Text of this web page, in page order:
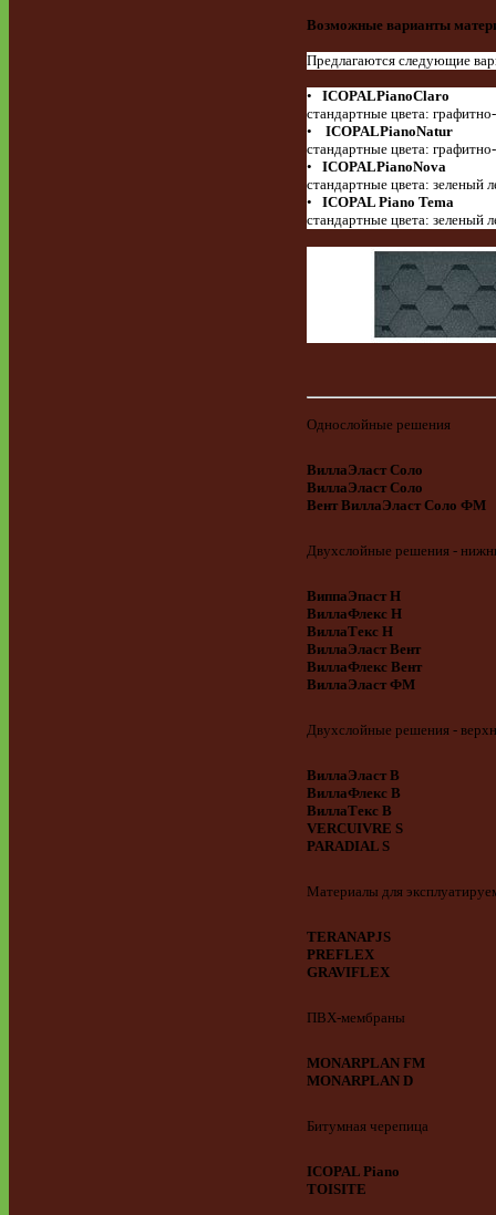
Возможные варианты
Предлагаются следующие
• ICOPALPianoClaro
стандартные цвета:
•
ICOPALPianoNatur
стандартные цвета:
•
ICOPALPianoNova
стандартные цвета: зеленый
•
ICOPAL Piano Tema
стандартные цвета: зеленый
Однослойные решения
ВиллаЭласт Соло
ВиллаЭласт Соло
Вент ВиллаЭласт Соло ФМ
Двухслойные решения -
ВиппаЭпаст Н
ВиллаФлекс Н
ВиллаТекс Н
ВиллаЭласт Вент
ВиллаФлекс Вент
ВиллаЭласт ФМ
Двухслойные решения -
ВиллаЭласт В
ВиллаФлекс В
ВиллаТекс В
VERCUIVRE S
PARADIAL S
Материалы для
TERANAPJS
PREFLEX
GRAVIFLEX
ПВХ-мембраны
MONARPLAN FM
MONARPLAN D
Битумная черепица
ICOPAL Piano
TOISITE